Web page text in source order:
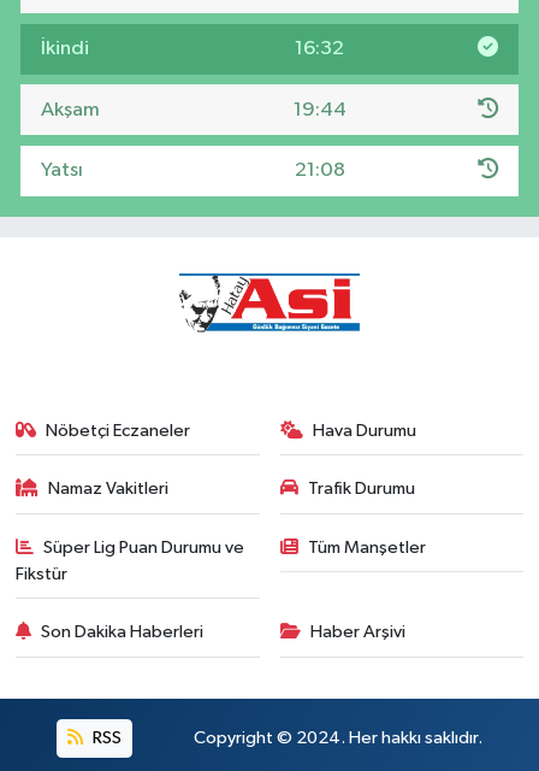
İkindi 16:32
Akşam 19:44
Yatsı 21:08
Nöbetçi Eczaneler Hava Durumu
Namaz Vakitleri Trafik Durumu
Süper Lig Puan Durumu ve
Fikstür
Tüm Manşetler
Son Dakika Haberleri Haber Arşivi
RSS Copyright © 2024. Her hakkı saklıdır.